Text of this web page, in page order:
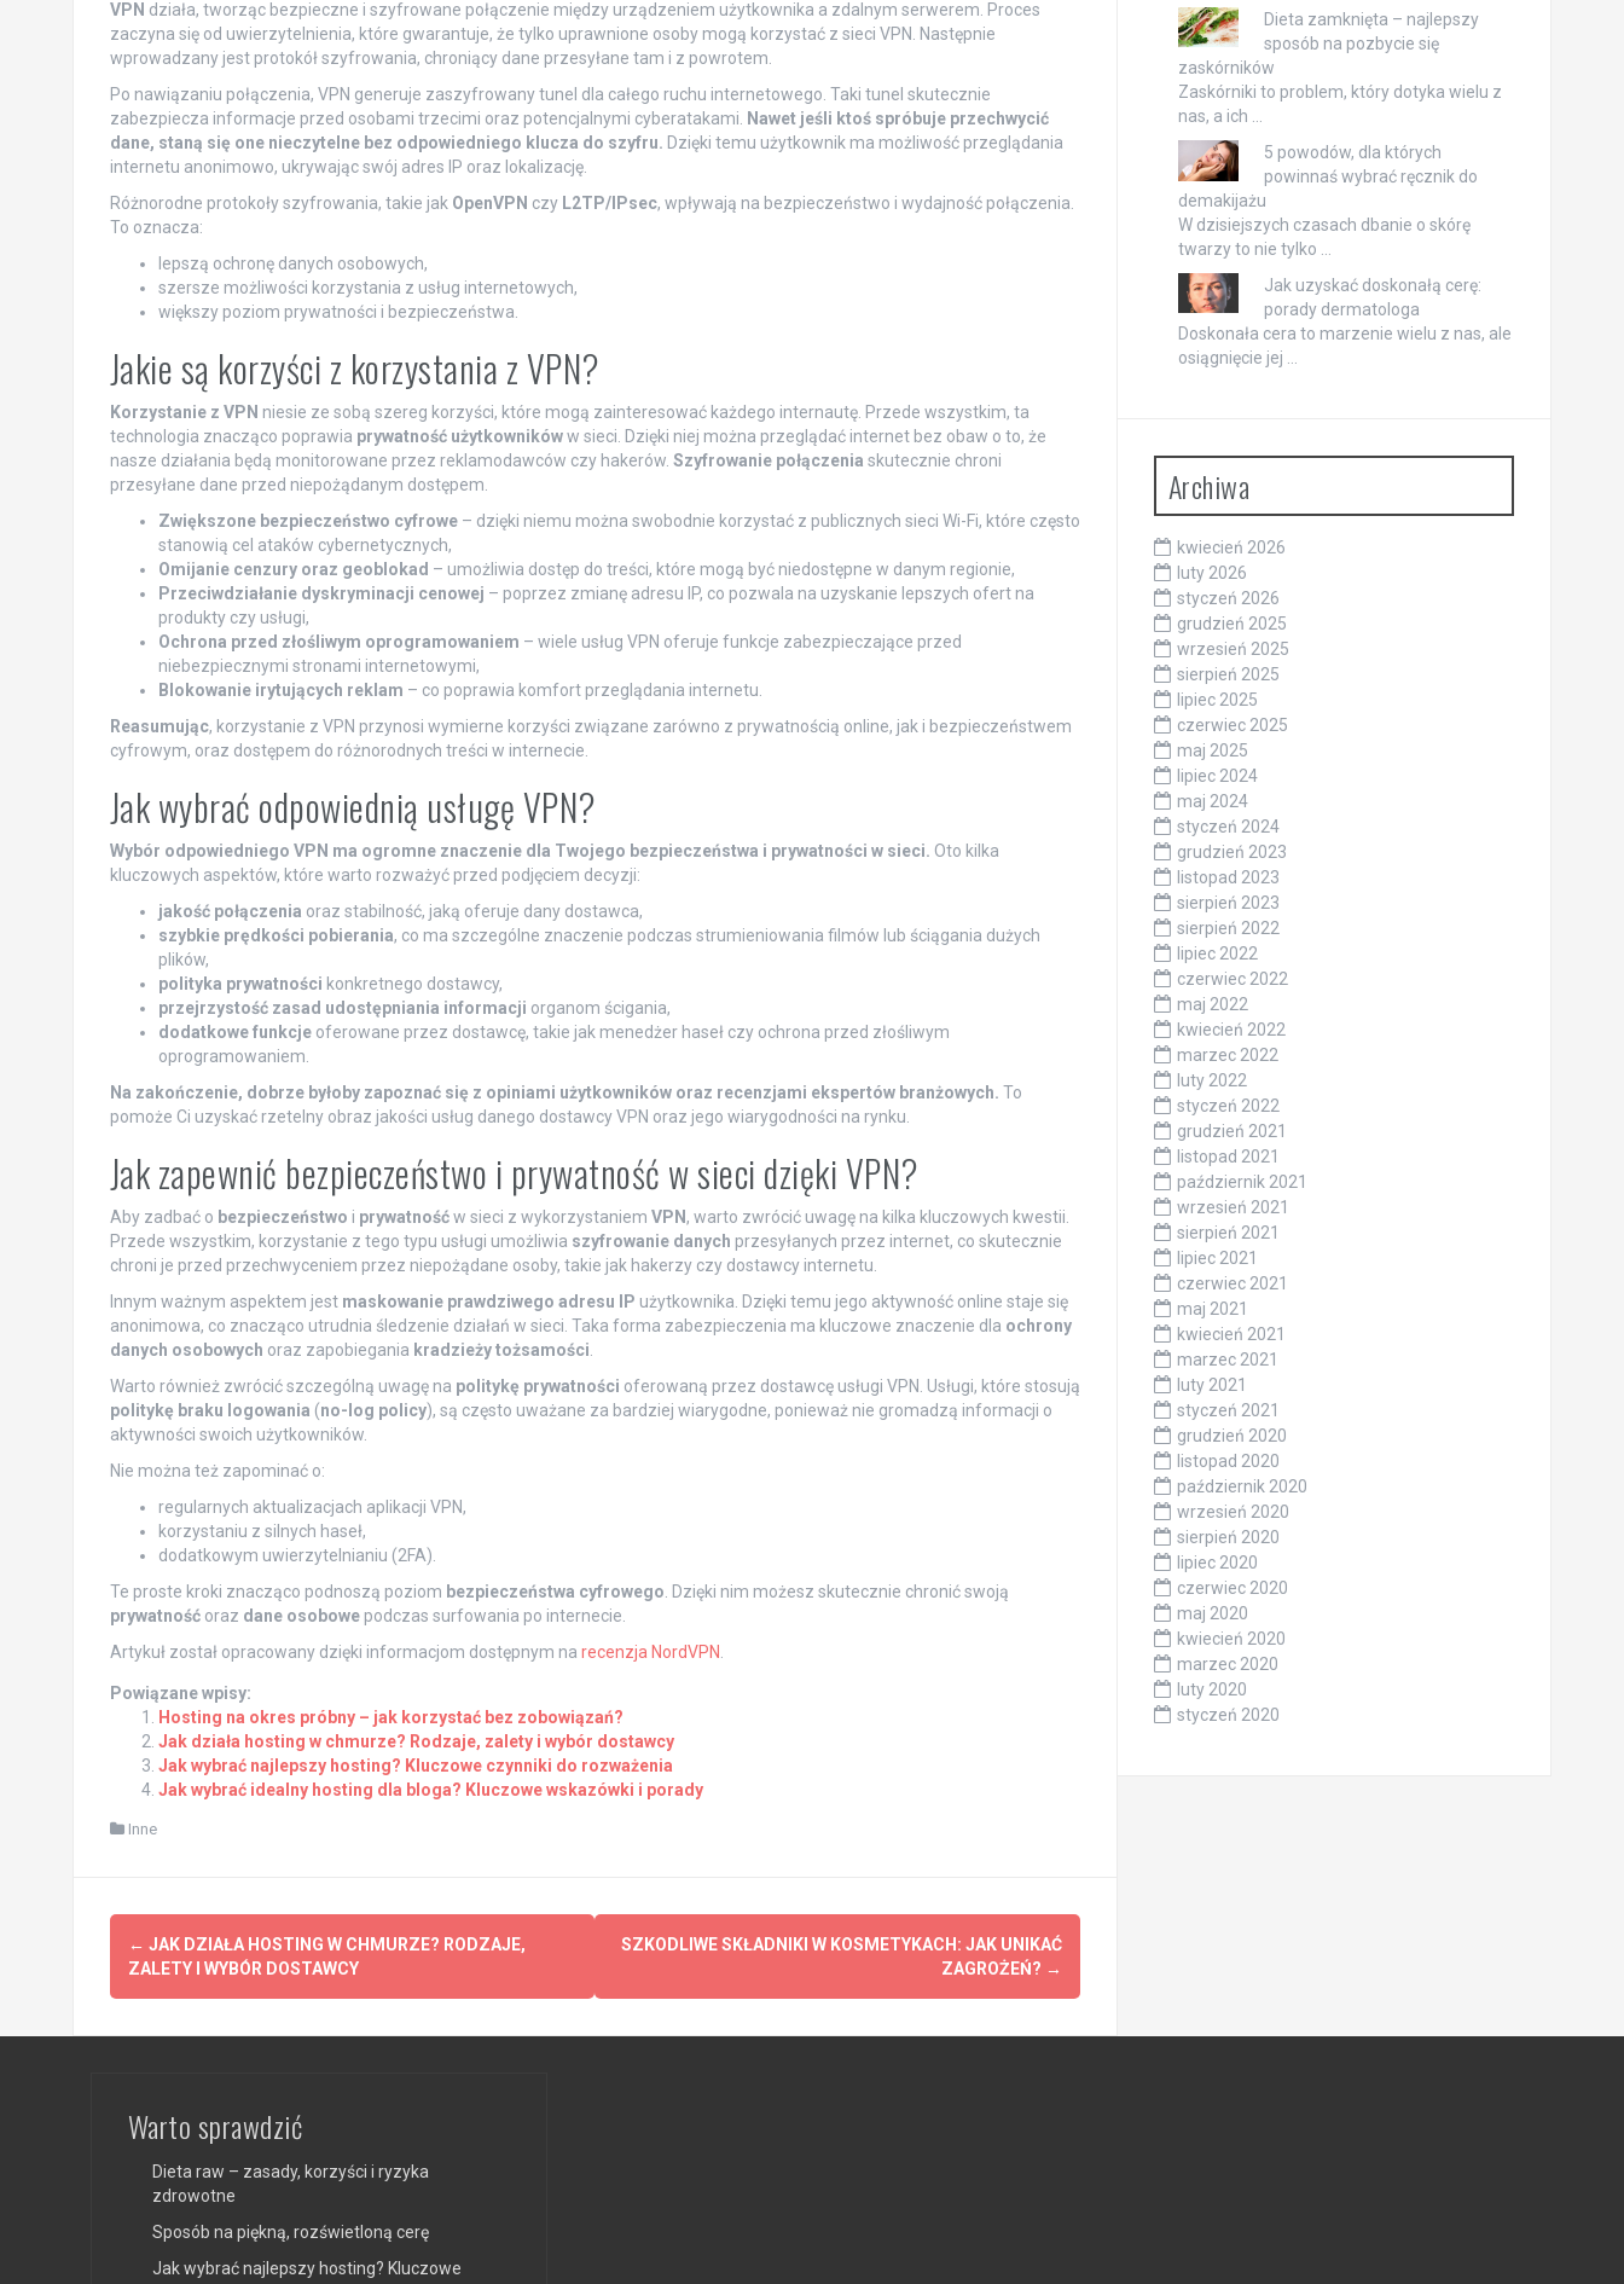
VPN działa, tworząc bezpieczne i szyfrowane połączenie między urządzeniem użytkownika a zdalnym serwerem. Proces
zaczyna się od uwierzytelnienia, które gwarantuje, że tylko uprawnione osoby mogą korzystać z sieci VPN. Następnie
wprowadzany jest protokół szyfrowania, chroniący dane przesyłane tam i z powrotem.
Po nawiązaniu połączenia, VPN generuje zaszyfrowany tunel dla całego ruchu internetowego. Taki tunel skutecznie
zabezpiecza informacje przed osobami trzecimi oraz potencjalnymi cyberatakami.
Nawet jeśli ktoś spróbuje przechwycić
dane, staną się one nieczytelne bez odpowiedniego klucza do szyfru. Dzięki temu użytkownik ma możliwość przeglądania
internetu anonimowo, ukrywając swój adres IP oraz lokalizację.
Różnorodne protokoły szyfrowania, takie jak OpenVPN czy L2TP/IPsec, wpływają na bezpieczeństwo i wydajność połączenia.
To oznacza:
lepszą ochronę danych osobowych,
szersze możliwości korzystania z usług internetowych,
większy poziom prywatności i bezpieczeństwa.
Jakie są korzyści z korzystania z VPN?
Korzystanie z VPN niesie ze sobą szereg korzyści, które mogą zainteresować każdego internautę. Przede wszystkim, ta
technologia znacząco poprawia prywatność użytkownikóww sieci. Dzięki niej można przeglądać internet bez obaw o to, że
nasze działania będą monitorowane przez reklamodawców czy hakerów. Szyfrowanie połączenia skutecznie chroni
przesyłane dane przed niepożądanym dostępem.
Zwiększone bezpieczeństwo cyfrowe– dzięki niemu można swobodnie korzystać z publicznych sieci Wi-Fi, które często
stanowią cel ataków cybernetycznych,
Omijanie cenzury oraz geoblokad – umożliwia dostęp do treści, które mogą być niedostępne w danym regionie,
Przeciwdziałanie dyskryminacji cenowej – poprzez zmianę adresu IP, co pozwala na uzyskanie lepszych ofert na
produkty czy usługi,
Ochrona przed złośliwym oprogramowaniem – wiele usług VPN oferuje funkcje zabezpieczające przed
niebezpiecznymi stronami internetowymi,
Blokowanie irytujących reklam – co poprawia komfort przeglądania internetu.
Reasumując, korzystanie z VPN przynosi wymierne korzyści związane zarówno z prywatnością online, jak i bezpieczeństwem
cyfrowym, oraz dostępem do różnorodnych treści w internecie.
Jak wybrać odpowiednią usługę VPN?
Wybór odpowiedniego VPN ma ogromne znaczenie dla Twojego bezpieczeństwa i prywatności w sieci. Oto kilka
kluczowych aspektów, które warto rozważyć przed podjęciem decyzji:
jakość połączenia oraz stabilność, jaką oferuje dany dostawca,
szybkie prędkości pobierania, co ma szczególne znaczenie podczas strumieniowania filmów lub ściągania dużych
plików,
polityka prywatności konkretnego dostawcy,
przejrzystość zasad udostępniania informacji organom ścigania,
dodatkowe funkcjeoferowane przez dostawcę, takie jak menedżer haseł czy ochrona przed złośliwym
oprogramowaniem.
Na zakończenie, dobrze byłoby zapoznać się z opiniami użytkowników oraz recenzjami ekspertów branżowych. To
pomoże Ci uzyskać rzetelny obraz jakości usług danego dostawcy VPN oraz jego wiarygodności na rynku.
Jak zapewnić bezpieczeństwo i prywatność w sieci dzięki VPN?
Aby zadbać o bezpieczeństwo i prywatnośćw sieci z wykorzystaniem VPN , warto zwrócić uwagę na kilka kluczowych kwestii.
Przede wszystkim, korzystanie z tego typu usługi umożliwia szyfrowanie danych przesyłanych przez internet, co skutecznie
chroni je przed przechwyceniem przez niepożądane osoby, takie jak hakerzy czy dostawcy internetu.
Innym ważnym aspektem jest maskowanie prawdziwego adresu IP użytkownika. Dzięki temu jego aktywność online staje się
anonimowa, co znacząco utrudnia śledzenie działań w sieci. Taka forma zabezpieczenia ma kluczowe znaczenie dla ochrony
danych osobowych oraz zapobiegania kradzieży tożsamości
Warto również zwrócić szczególną uwagę na politykę prywatności oferowaną przez dostawcę usługi VPN. Usługi, które stosują
politykę braku logowania (no-log policy), są często uważane za bardziej wiarygodne, ponieważ nie gromadzą informacji o
aktywności swoich użytkowników.
Nie można też zapominać o:
regularnych aktualizacjach aplikacji VPN,
korzystaniu z silnych haseł,
dodatkowym uwierzytelnianiu (2FA).
Te proste kroki znacząco podnoszą poziom bezpieczeństwa cyfrowego . Dzięki nim możesz skutecznie chronić swoją
prywatnośćoraz dane osobowepodczas surfowania po internecie.
Artykuł został opracowany dzięki informacjom dostępnym na recenzja NordVPN
Powiązane wpisy:
Hosting na okres próbny – jak korzystać bez zobowiązań?
Jak działa hosting w chmurze? Rodzaje, zalety i wybór dostawcy
Jak wybrać najlepszy hosting? Kluczowe czynniki do rozważenia
Jak wybrać idealny hosting dla bloga? Kluczowe wskazówki i porady
Inne
Post
navigation
← JAK DZIAŁA HOSTING W CHMURZE? RODZAJE,
ZALETY I WYBÓR DOSTAWCY
SZKODLIWE SKŁADNIKI W KOSMETYKACH: JAK UNIKAĆ
ZAGROŻEŃ? →
Dieta zamknięta – najlepszy
sposób na pozbycie się
zaskórników
Zaskórniki to problem, który dotyka wielu z
nas, a ich …
5 powodów, dla których
powinnaś wybrać ręcznik do
demakijażu
W dzisiejszych czasach dbanie o skórę
twarzy to nie tylko …
Jak uzyskać doskonałą cerę:
porady dermatologa
Doskonała cera to marzenie wielu z nas, ale
osiągnięcie jej …
Archiwa
kwiecień 2026
luty 2026
styczeń 2026
grudzień 2025
wrzesień 2025
sierpień 2025
lipiec 2025
czerwiec 2025
maj 2025
lipiec 2024
maj 2024
styczeń 2024
grudzień 2023
listopad 2023
sierpień 2023
sierpień 2022
lipiec 2022
czerwiec 2022
maj 2022
kwiecień 2022
marzec 2022
luty 2022
styczeń 2022
grudzień 2021
listopad 2021
październik 2021
wrzesień 2021
sierpień 2021
lipiec 2021
czerwiec 2021
maj 2021
kwiecień 2021
marzec 2021
luty 2021
styczeń 2021
grudzień 2020
listopad 2020
październik 2020
wrzesień 2020
sierpień 2020
lipiec 2020
czerwiec 2020
maj 2020
kwiecień 2020
marzec 2020
luty 2020
styczeń 2020
Warto sprawdzić
Dieta raw – zasady, korzyści i ryzyka
zdrowotne
Sposób na piękną, rozświetloną cerę
Jak wybrać najlepszy hosting? Kluczowe